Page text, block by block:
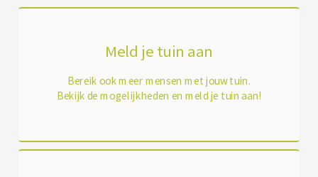
Meld je tuin aan
Bereik ook meer mensen met jouw tuin.
Bekijk de mogelijkheden en meld je tuin aan!